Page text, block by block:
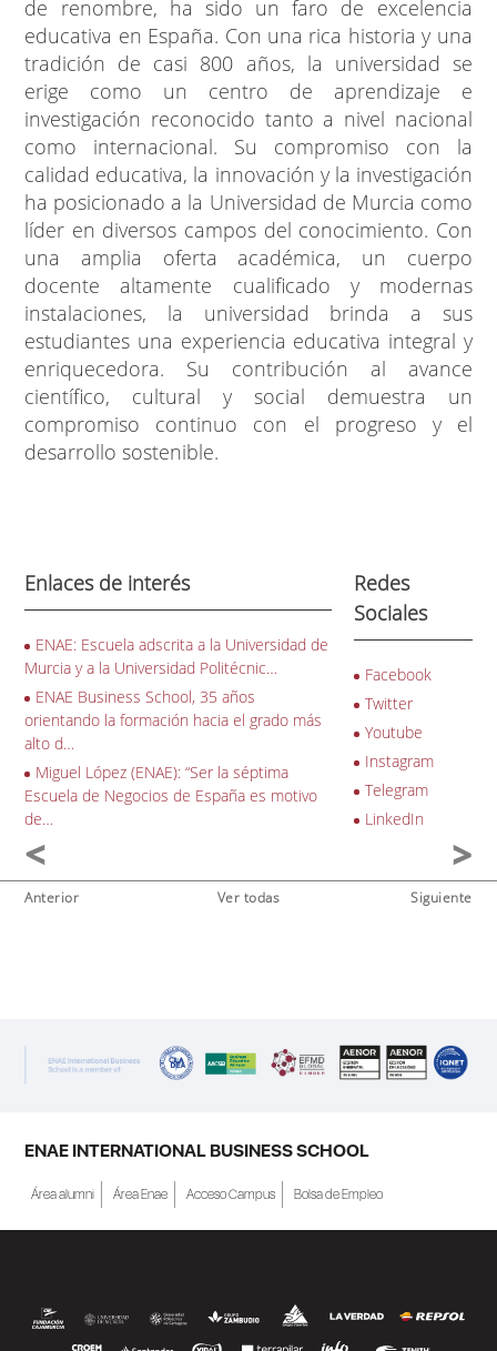
de renombre, ha sido un faro de excelencia
educativa en España. Con una rica historia y una
tradición de casi 800 años, la universidad se
erige como un centro de aprendizaje e
investigación reconocido tanto a nivel nacional
como internacional. Su compromiso con la
calidad educativa, la innovación y la investigación
ha posicionado a la Universidad de Murcia como
líder en diversos campos del conocimiento. Con
una amplia oferta académica, un cuerpo
docente altamente cualificado y modernas
instalaciones, la universidad brinda a sus
estudiantes una experiencia educativa integral y
enriquecedora. Su contribución al avance
científico, cultural y social demuestra un
compromiso continuo con el progreso y el
desarrollo sostenible.
Enlaces de interés
ENAE: Escuela adscrita a la Universidad de
Murcia y a la Universidad Politécnic…
ENAE Business School, 35 años
orientando la formación hacia el grado más
alto d…
Miguel López (ENAE): “Ser la séptima
Escuela de Negocios de España es motivo
de…
Redes
Sociales
Facebook
Twitter
Youtube
Instagram
Telegram
LinkedIn
Anterior Ver todas Siguiente
ENAE INTERNATIONAL BUSINESS SCHOOL
Área alumni Área Enae Acceso Campus Bolsa de Empleo